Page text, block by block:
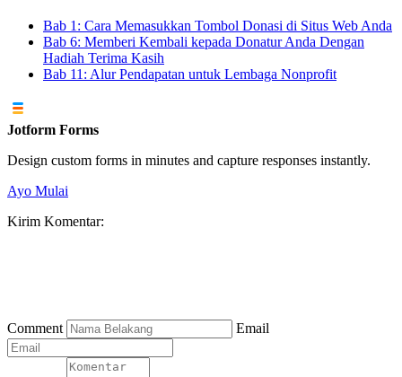
Bab 1: Cara Memasukkan Tombol Donasi di Situs Web Anda
Bab 6: Memberi Kembali kepada Donatur Anda Dengan
Hadiah Terima Kasih
Bab 11: Alur Pendapatan untuk Lembaga Nonprofit
Jotform Forms
Design custom forms in minutes and capture responses instantly.
Ayo Mulai
Kirim Komentar:
Comment Email